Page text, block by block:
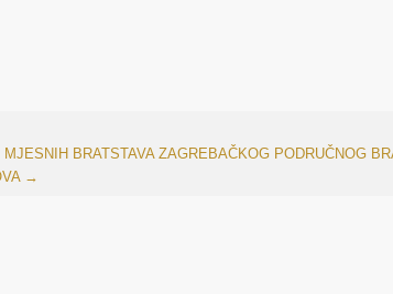
BRATSTAVA ZAGREBAČKOG PODRUČNOG
→